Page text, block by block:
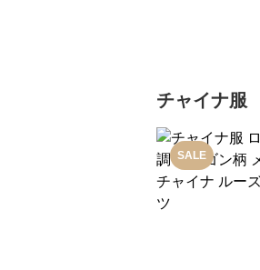
チャイナ服
SALE